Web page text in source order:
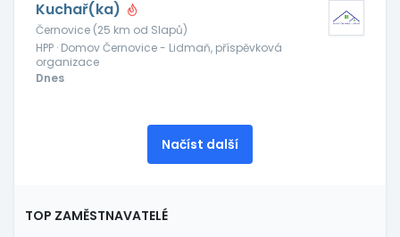
Kuchař(ka)
Černovice (25 km od Slapů)
HPP · Domov Černovice - Lidmaň, příspěvková
organizace
Dnes
Načíst další
TOP ZAMĚSTNAVATELÉ